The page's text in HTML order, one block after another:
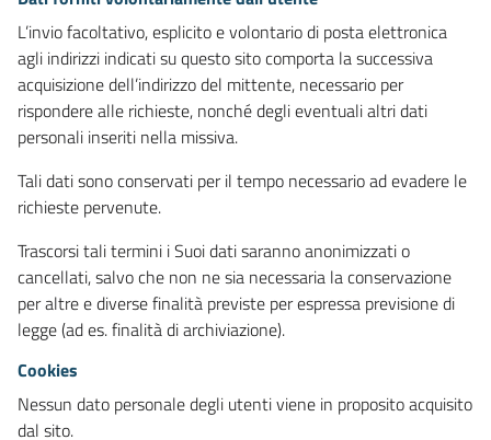
L’invio facoltativo, esplicito e volontario di posta elettronica
agli indirizzi indicati su questo sito comporta la successiva
acquisizione dell’indirizzo del mittente, necessario per
rispondere alle richieste, nonché degli eventuali altri dati
personali inseriti nella missiva.
Tali dati sono conservati per il tempo necessario ad evadere le
richieste pervenute.
Trascorsi tali termini i Suoi dati saranno anonimizzati o
cancellati, salvo che non ne sia necessaria la conservazione
per altre e diverse finalità previste per espressa previsione di
legge (ad es. finalità di archiviazione).
Cookies
Nessun dato personale degli utenti viene in proposito acquisito
dal sito.